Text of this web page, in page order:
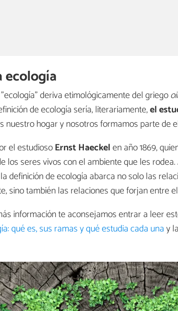
ecología
deriva etimológicamente del griego
de ecología sería, literariamente,el
nuestro hogar y nosotros formamos parte de
el estudiosoErnst Haeckelen año 1869,
los seres vivos con el ambiente que les
definición de ecología abarca no solo las
sino también las relaciones que forjan entre
información te aconsejamos entrar a leer
qué es, sus ramas y qué estudia cada unay